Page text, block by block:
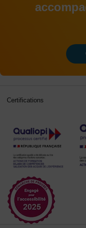
Certifications